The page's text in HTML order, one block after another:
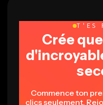
T'ES
Crée
Commence ton
clics seulement.